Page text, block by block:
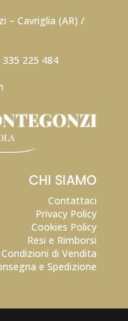
– Cavriglia (AR) /
335 225 484
CHI SIAMO
Contattaci
Privacy Policy
Cookies Policy
Resi e Rimborsi
di Vendita
e Spedizione